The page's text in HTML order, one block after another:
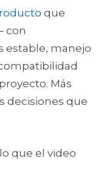
que
con
estable, manejo
Más
decisiones que
que el video